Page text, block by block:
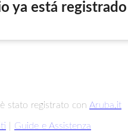
ya está registrado
stato registrato con Aruba.it
Guide e Assistenza